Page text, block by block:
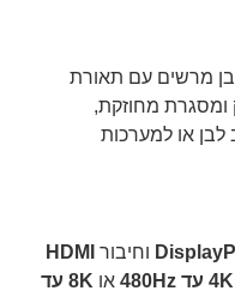
מרשים עם תאורת
ומסגרת מחוזקת,
או למערכות
וחיבור HDMI
4K עד 480Hz או
8K עד